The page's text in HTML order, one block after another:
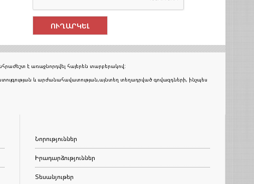
է առաջնորդվել հայերեն տարբերակով:
և արժանահավատության,այնտեղ տեղադրված գովազդների, ինչպես
Նորություններ
Իրադարձություններ
Տեսանյութեր